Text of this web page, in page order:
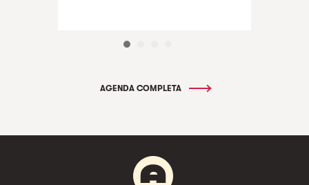
AGENDA COMPLETA